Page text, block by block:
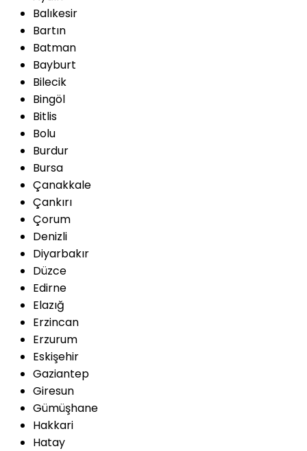
Balıkesir
Bartın
Batman
Bayburt
Bilecik
Bingöl
Bitlis
Bolu
Burdur
Bursa
Çanakkale
Çankırı
Çorum
Denizli
Diyarbakır
Düzce
Edirne
Elazığ
Erzincan
Erzurum
Eskişehir
Gaziantep
Giresun
Gümüşhane
Hakkari
Hatay